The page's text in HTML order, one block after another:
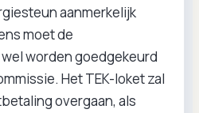
aanmerkelijk
moet de
worden goedgekeurd
Het TEK-loket zal
overgaan, als